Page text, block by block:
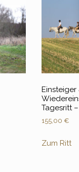
Einsteiger
Tagesritt
155,00 €
Zum Ritt